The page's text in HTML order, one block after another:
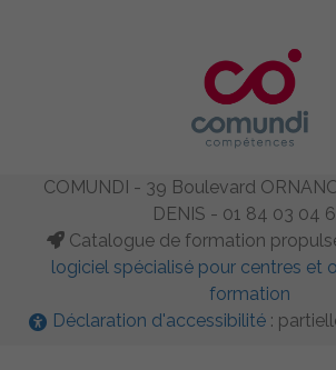
COMUNDI - 39 Boulevard
DENIS - 01 84 03 04
Catalogue de formation
logiciel spécialisé pour centres et
formation
Déclaration d'accessibilité :